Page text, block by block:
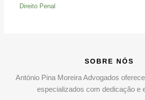
Direito Penal
SOBRE NÓS
António Pina Moreira Advogados
especializados com dedicação e